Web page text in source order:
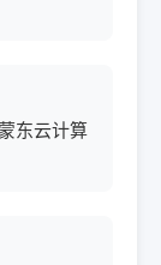
东云计算